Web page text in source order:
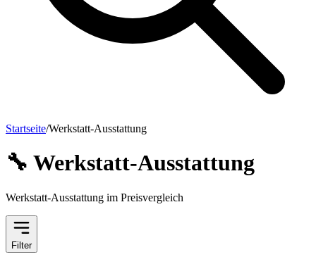
Startseite/Werkstatt-Ausstattung
🔧 Werkstatt-Ausstattung
Werkstatt-Ausstattung im Preisvergleich
Filter